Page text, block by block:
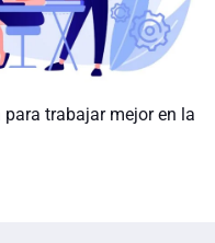
trabajar mejor en la